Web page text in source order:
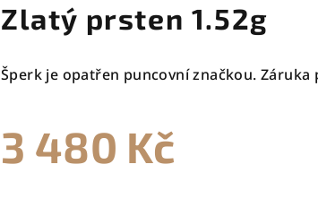
Zlatý prsten 1.52g
Šperk je opatřen puncovní značkou. Záruka
3 480 Kč